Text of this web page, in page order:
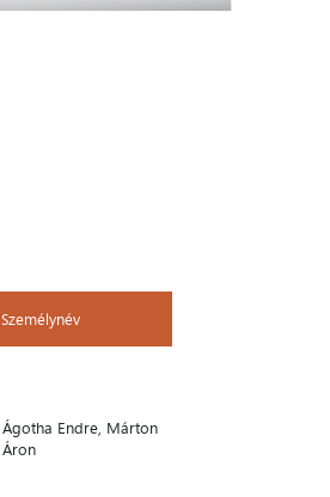
Személynév
Ágotha Endre, Márton
Áron